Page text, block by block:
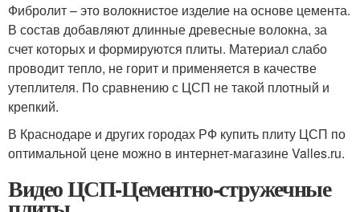
Фибролит – это волокнистое изделие на основе цемента.
В состав добавляют длинные древесные волокна, за
счет которых и формируются плиты. Материал слабо
проводит тепло, не горит и применяется в качестве
утеплителя. По сравнению с ЦСП не такой плотный и
крепкий.
В Краснодаре и других городах РФ купить плиту ЦСП по
оптимальной цене можно в интернет-магазине Valles.ru.
Видео ЦСП-Цементно-стружечные